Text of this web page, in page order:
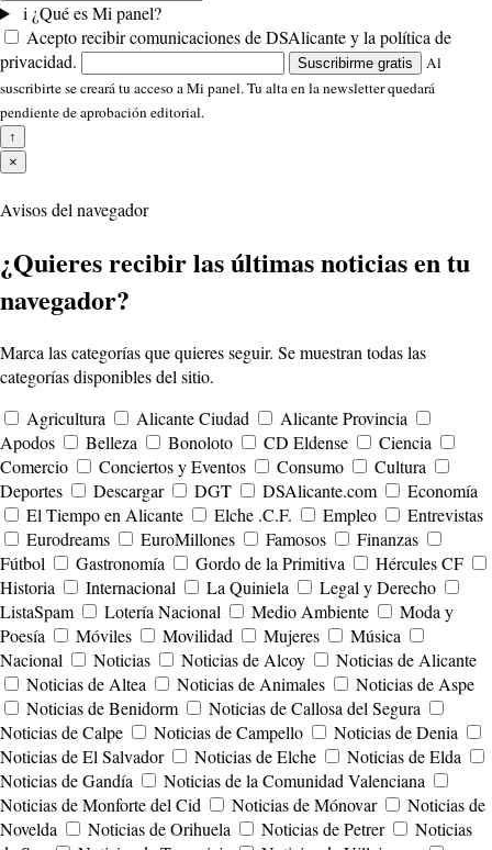
i ¿Qué es Mi panel?
Acepto recibir comunicaciones de DSAlicante y la política de
privacidad.
Suscribirme gratis
Al
suscribirte se creará tu acceso a Mi panel. Tu alta en la newsletter quedará
pendiente de aprobación editorial.
↑
×
Avisos del navegador
¿Quieres recibir las últimas noticias en tu
navegador?
Marca las categorías que quieres seguir. Se muestran todas las
categorías disponibles del sitio.
Agricultura
Alicante Ciudad
Alicante Provincia
Apodos
Belleza Bonoloto CD Eldense
Ciencia
Comercio
Conciertos y Eventos Consumo
Cultura
Deportes
Descargar DGT DSAlicante.com
Economía
El Tiempo en Alicante
Elche .C.F. Empleo
Entrevistas
Eurodreams
EuroMillones Famosos
Finanzas
Fútbol
Gastronomía Gordo de la Primitiva
Hércules CF
Historia
Internacional La Quiniela
Legal y Derecho
ListaSpam
Lotería Nacional Medio Ambiente
Moda y
Poesía
Móviles Movilidad Mujeres
Música
Nacional
Noticias Noticias de Alcoy
Noticias de Alicante
Noticias de Altea
Noticias de Animales
Noticias de Aspe
Noticias de Benidorm
Noticias de Callosa del Segura
Noticias de Calpe
Noticias de Campello
Noticias de Denia
Noticias de El Salvador
Noticias de Elche
Noticias de Elda
Noticias de Gandía
Noticias de la Comunidad Valenciana
Noticias de Monforte del Cid
Noticias de Mónovar
Noticias de
Novelda
Noticias de Orihuela Noticias de Petrer
Noticias